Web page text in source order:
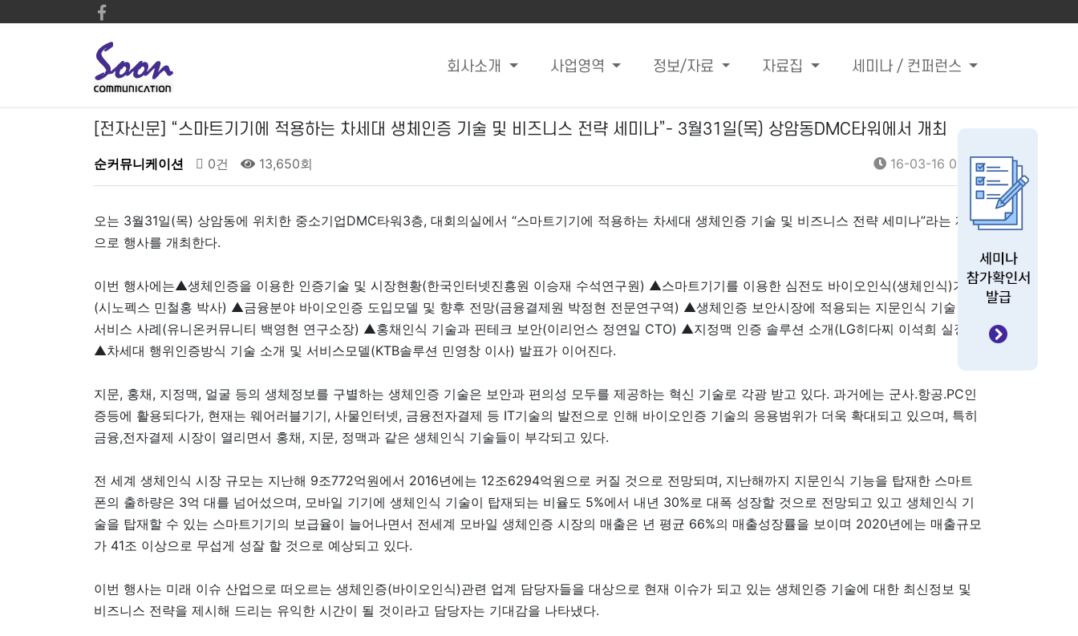
회사소개 사업영역 정보/자료 자료집 세미나 / 컨퍼런스
[전자신문] “스마트기기에 적용하는 차세대 생체인증 기술 및 비즈니스 전략 세미나”- 3월31일(목) 상암동DMC타워에서 개최
순커뮤니케이션 0건 13,650회 16-03-16 08:55
오는 3월31일(목) 상암동에 위치한 중소기업DMC타워3층, 대회의실에서 “스마트기기에 적용하는 차세대 생체인증 기술 및 비즈니스 전략 세미나”라는 제목
으로 행사를 개최한다.
이번 행사에는▲생체인증을 이용한 인증기술 및 시장현황(한국인터넷진흥원 이승재 수석연구원) ▲스마트기기를 이용한 심전도 바이오인식(생체인식)기술
(시노펙스 민철홍 박사) ▲금융분야 바이오인증 도입모델 및 향후 전망(금융결제원 박정현 전문연구역) ▲생체인증 보안시장에 적용되는 지문인식 기술 및
서비스 사례(유니온커뮤니티 백영현 연구소장) ▲홍채인식 기술과 핀테크 보안(이리언스 정연일 CTO) ▲지정맥 인증 솔루션 소개(LG히다찌 이석희 실장)
▲차세대 행위인증방식 기술 소개 및 서비스모델(KTB솔루션 민영창 이사) 발표가 이어진다.
지문, 홍채, 지정맥, 얼굴 등의 생체정보를 구별하는 생체인증 기술은 보안과 편의성 모두를 제공하는 혁신 기술로 각광 받고 있다. 과거에는 군사.항공.PC인
증등에 활용되다가, 현재는 웨어러블기기, 사물인터넷, 금융전자결제 등 IT기술의 발전으로 인해 바이오인증 기술의 응용범위가 더욱 확대되고 있으며, 특히
금융,전자결제 시장이 열리면서 홍채, 지문, 정맥과 같은 생체인식 기술들이 부각되고 있다.
전 세계 생체인식 시장 규모는 지난해 9조772억원에서 2016년에는 12조6294억원으로 커질 것으로 전망되며, 지난해까지 지문인식 기능을 탑재한 스마트
폰의 출하량은 3억 대를 넘어섰으며, 모바일 기기에 생체인식 기술이 탑재되는 비율도 5%에서 내년 30%로 대폭 성장할 것으로 전망되고 있고 생체인식 기
술을 탑재할 수 있는 스마트기기의 보급율이 늘어나면서 전세계 모바일 생체인증 시장의 매출은 년 평균 66%의 매출성장률을 보이며 2020년에는 매출규모
가 41조 이상으로 무섭게 성잘 할 것으로 예상되고 있다.
이번 행사는 미래 이슈 산업으로 떠오르는 생체인증(바이오인식)관련 업계 담당자들을 대상으로 현재 이슈가 되고 있는 생체인증 기술에 대한 최신정보 및
비즈니스 전략을 제시해 드리는 유익한 시간이 될 것이라고 담당자는 기대감을 나타냈다.